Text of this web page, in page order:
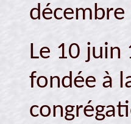
décembre
Le 10 juin
fondée à